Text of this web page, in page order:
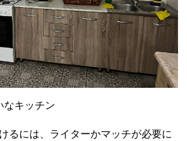
なキッチン
るには、ライターかマッチが必要に